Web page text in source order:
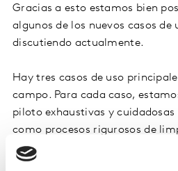
Gracias a esto estamos bien
algunos de los nuevos casos de
discutiendo actualmente.
Hay tres casos de uso
campo. Para cada caso,
piloto exhaustivas y cuidadosas
como procesos rigurosos de
evaluar la precisión de los